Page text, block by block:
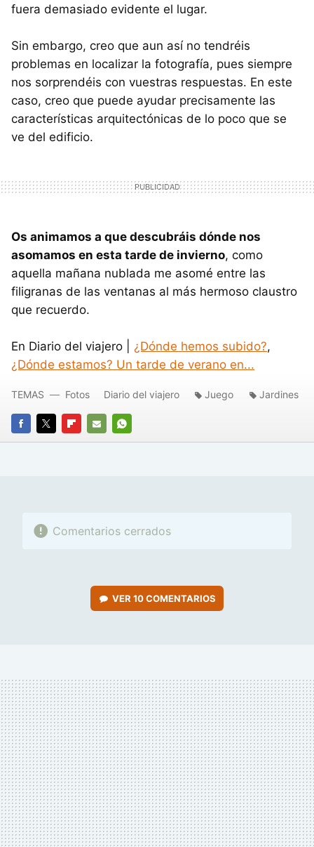
fuera demasiado evidente el lugar.
Sin embargo, creo que aun así no tendréis
problemas en localizar la fotografía, pues siempre
nos sorprendéis con vuestras respuestas. En este
caso, creo que puede ayudar precisamente las
características arquitectónicas de lo poco que se
ve del edificio.
Os animamos a que descubráis dónde nos
asomamos en esta tarde de invierno, como
aquella mañana nublada me asomé entre las
filigranas de las ventanas al más hermoso claustro
que recuerdo.
En Diario del viajero | ¿Dónde hemos subido?,
¿Dónde estamos? Un tarde de verano en...
FACEBOOK
TWITTERFLIPBOARD
E-
WHATSAPP
TEMAS Fotos Diario del viajero Juego Jardines
Comentarios cerrados
VER 10 COMENTARIOS